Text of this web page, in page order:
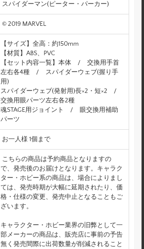
スパイダーマン(ピーター・パーカー)
© 2019 MARVEL
【サイズ】全高：約150mm
【材質】ABS、PVC
【セット内容一覧】本体 / 交換用手首
左右各4種 / スパイダーウェブ(握り手
用)
スパイダーウェブ(発射用)長×2・短×2 /
交換用眼パーツ左右各2種
魂STAGE用ジョイント / 眼交換用補助
パーツ
お一人様 1個まで
こちらの商品は予約商品となりますの
で、発売後のお届けとなります。キャラク
ター・ホビー系の商品は、場合によりまし
ては、発売時期が大幅に延期されたり、価
格・仕様の変更、発売中止となることもご
ざいます。
キャラクター・ホビー業界の旧弊として一
部メーカーの商品は、販売店に事前の予告
無く発売間際に出荷数量が削減されること